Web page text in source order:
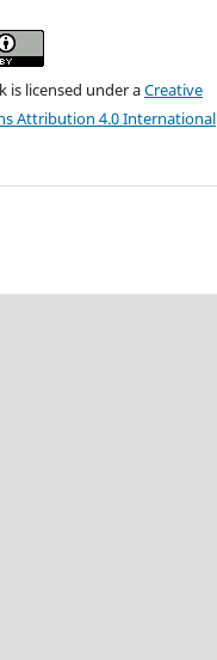
is licensed under aCreative
Attribution 4.0 International